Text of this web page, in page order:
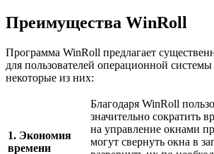
Преимущества WinRoll
Программа WinRoll предлагает
для пользователей операционной
некоторые из них:
1. Экономия
времени
Благодаря WinRoll
значительно сократить
на управление окнами
могут свернуть окна в